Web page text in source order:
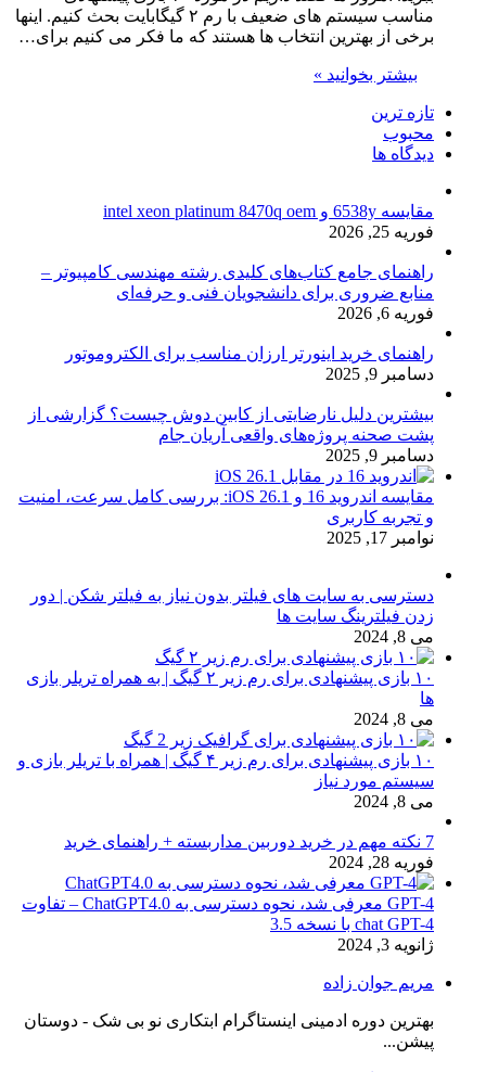
مناسب سیستم های ضعیف با رم ۲ گیگابایت بحث کنیم. اینها
برخی از بهترین انتخاب ها هستند که ما فکر می کنیم برای…
بیشتر بخوانید »
تازه ترین
محبوب
دیدگاه ها
مقایسه 6538y و intel xeon platinum 8470q oem
فوریه 25, 2026
راهنمای جامع کتاب‌های کلیدی رشته مهندسی کامپیوتر –
منابع ضروری برای دانشجویان فنی و حرفه‌ای
فوریه 6, 2026
راهنمای خرید اینورتر ارزان مناسب برای الکتروموتور
دسامبر 9, 2025
بیشترین دلیل نارضایتی از کابین دوش چیست؟ گزارشی از
پشت صحنه پروژه‌های واقعی آریان جام
دسامبر 9, 2025
مقایسه اندروید 16 و iOS 26.1: بررسی کامل سرعت، امنیت
و تجربه کاربری
نوامبر 17, 2025
دسترسی به سایت های فیلتر بدون نیاز به فیلتر شکن | دور
زدن فیلترینگ سایت ها
می 8, 2024
۱۰ بازی پیشنهادی برای رم زیر ۲ گیگ | به همراه تریلر بازی
ها
می 8, 2024
۱۰ بازی پیشنهادی برای رم زیر ۴ گیگ | همراه با تریلر بازی و
سیستم مورد نیاز
می 8, 2024
7 نکته مهم در خرید دوربین مداربسته + راهنمای خرید
فوریه 28, 2024
GPT-4 معرفی شد، نحوه دسترسی به ChatGPT4.0 – تفاوت
chat GPT-4 با نسخه 3.5
ژانویه 3, 2024
مریم جوان زاده
بهترین دوره ادمینی اینستاگرام ابتکاری نو بی شک - دوستان
پیشن...